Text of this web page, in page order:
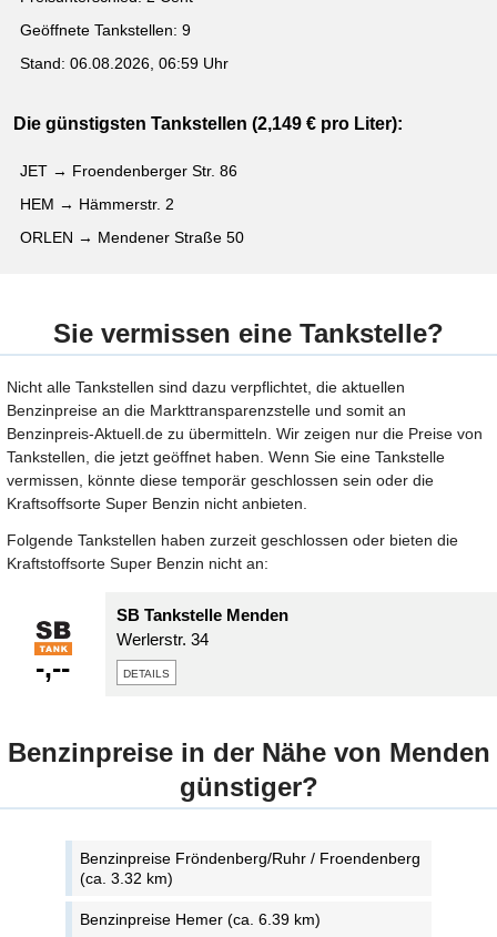
Geöffnete Tankstellen: 9
Stand: 06.08.2026, 06:59 Uhr
Die günstigsten Tankstellen (2,149 € pro Liter):
JET → Froendenberger Str. 86
HEM → Hämmerstr. 2
ORLEN → Mendener Straße 50
Sie vermissen eine Tankstelle?
Nicht alle Tankstellen sind dazu verpflichtet, die aktuellen
Benzinpreise an die Markttransparenzstelle und somit an
Benzinpreis-Aktuell.de zu übermitteln. Wir zeigen nur die Preise von
Tankstellen, die jetzt geöffnet haben. Wenn Sie eine Tankstelle
vermissen, könnte diese temporär geschlossen sein oder die
Kraftsoffsorte Super Benzin nicht anbieten.
Folgende Tankstellen haben zurzeit geschlossen oder bieten die
Kraftstoffsorte Super Benzin nicht an:
-,--
SB Tankstelle Menden
Werlerstr. 34
details
Benzinpreise in der Nähe von Menden
günstiger?
Benzinpreise Fröndenberg/Ruhr / Froendenberg
(ca. 3.32 km)
Benzinpreise Hemer (ca. 6.39 km)